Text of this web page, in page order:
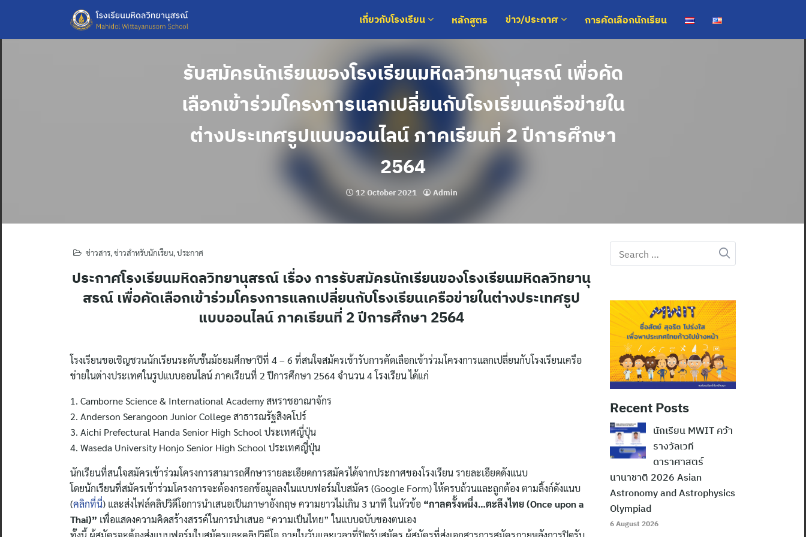
content
เกี่ยวกับโรงเรียน หลักสูตร ข่าว/ประกาศ การคัดเลือกนักเรียน
รับสมัครนักเรียนของโรงเรียนมหิดลวิทยานุสรณ์ เพื่อคัด
เลือกเข้าร่วมโครงการแลกเปลี่ยนกับโรงเรียนเครือข่ายใน
ต่างประเทศรูปแบบออนไลน์ ภาคเรียนที่ 2 ปีการศึกษา
2564
12 October 2021 Admin
ข่าวสาร,ข่าวสำหรับนักเรียน,ประกาศ
ประกาศโรงเรียนมหิดลวิทยานุสรณ์ เรื่อง การรับสมัครนักเรียนของโรงเรียนมหิดลวิทยานุ
สรณ์ เพื่อคัดเลือกเข้าร่วมโครงการแลกเปลี่ยนกับโรงเรียนเครือข่ายในต่างประเทศรูป
แบบออนไลน์ ภาคเรียนที่ 2 ปีการศึกษา 2564
โรงเรียนขอเชิญชวนนักเรียนระดับชั้นมัธยมศึกษาปีที่ 4 – 6 ที่สนใจสมัครเข้ารับการคัดเลือกเข้าร่วมโครงการแลกเปลี่ยนกับโรงเรียนเครือ
ข่ายในต่างประเทศในรูปแบบออนไลน์ ภาคเรียนที่ 2 ปีการศึกษา 2564 จำนวน 4 โรงเรียน ได้แก่
1. Camborne Science & International Academy สหราชอาณาจักร
2. Anderson Serangoon Junior College สาธารณรัฐสิงคโปร์
3. Aichi Prefectural Handa Senior High School ประเทศญี่ปุ่น
4. Waseda University Honjo Senior High School ประเทศญี่ปุ่น
นักเรียนที่สนใจสมัครเข้าร่วมโครงการสามารถศึกษารายละเอียดการสมัครได้จากประกาศของโรงเรียน รายละเอียดดังแนบ
โดยนักเรียนที่สมัครเข้าร่วมโครงการจะต้องกรอกข้อมูลลงในแบบฟอร์มใบสมัคร (Google Form) ให้ครบถ้วนและถูกต้อง ตามลิ้งก์ดังแนบ
(คลิกที่นี่) และส่งไฟล์คลิปวิดีโอการนำเสนอเป็นภาษาอังกฤษ ความยาวไม่เกิน 3 นาที ในหัวข้อ “กาลครั้งหนึ่ง…ตะลึงไทย (Once upon a
Thai)” เพื่อแสดงความคิดสร้างสรรค์ในการนำเสนอ “ความเป็นไทย” ในแบบฉบับของตนเอง
Search
for:
Recent Posts
นักเรียน MWIT คว้า
รางวัลเวที
ดาราศาสตร์
นานาชาติ 2026 Asian
Astronomy and Astrophysics
Olympiad
6 August 2026